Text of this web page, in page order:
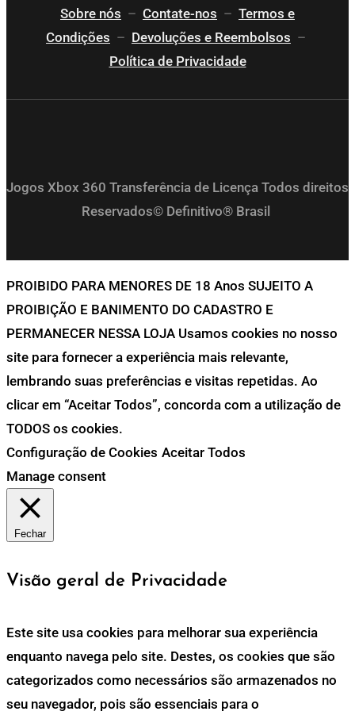
Sobre nós – Contate-nos – Termos e
Condições – Devoluções e Reembolsos –
Política de Privacidade
Jogos Xbox 360 Transferência de Licença Todos direitos
Reservados© Definitivo® Brasil
PROIBIDO PARA MENORES DE 18 Anos SUJEITO A
PROIBIÇÃO E BANIMENTO DO CADASTRO E
PERMANECER NESSA LOJA Usamos cookies no nosso
site para fornecer a experiência mais relevante,
lembrando suas preferências e visitas repetidas. Ao
clicar em “Aceitar Todos”, concorda com a utilização de
TODOS os cookies.
Configuração de Cookies Aceitar Todos
Manage consent
Fechar
Visão geral de Privacidade
Este site usa cookies para melhorar sua experiência
enquanto navega pelo site. Destes, os cookies que são
categorizados como necessários são armazenados no
seu navegador, pois são essenciais para o